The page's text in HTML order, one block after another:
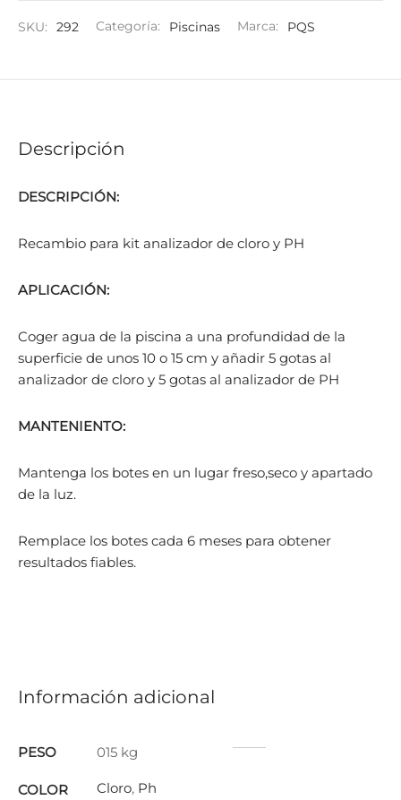
SKU: 292 Categoría: Piscinas Marca: PQS
Descripción
DESCRIPCIÓN:
Recambio para kit analizador de cloro y PH
APLICACIÓN:
Coger agua de la piscina a una profundidad de la
superficie de unos 10 o 15 cm y añadir 5 gotas al
analizador de cloro y 5 gotas al analizador de PH
MANTENIENTO:
Mantenga los botes en un lugar freso,seco y apartado
de la luz.
Remplace los botes cada 6 meses para obtener
resultados fiables.
Información adicional
PESO 015 kg
COLOR Cloro, Ph